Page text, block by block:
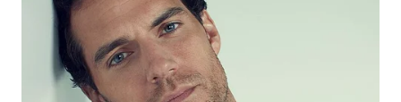
WN
KEPULAUAN
SERIBU